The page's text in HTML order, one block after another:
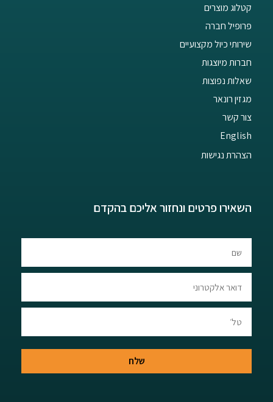
קטלוג מוצרים
פרופיל חברה
שירותי כיול מקצועיים
חברות מיוצגות
שאלות נפוצות
מגזין רונאר
צור קשר
English
הצהרת נגישות
השאירו פרטים ונחזור אליכם בהקדם​​
שלח